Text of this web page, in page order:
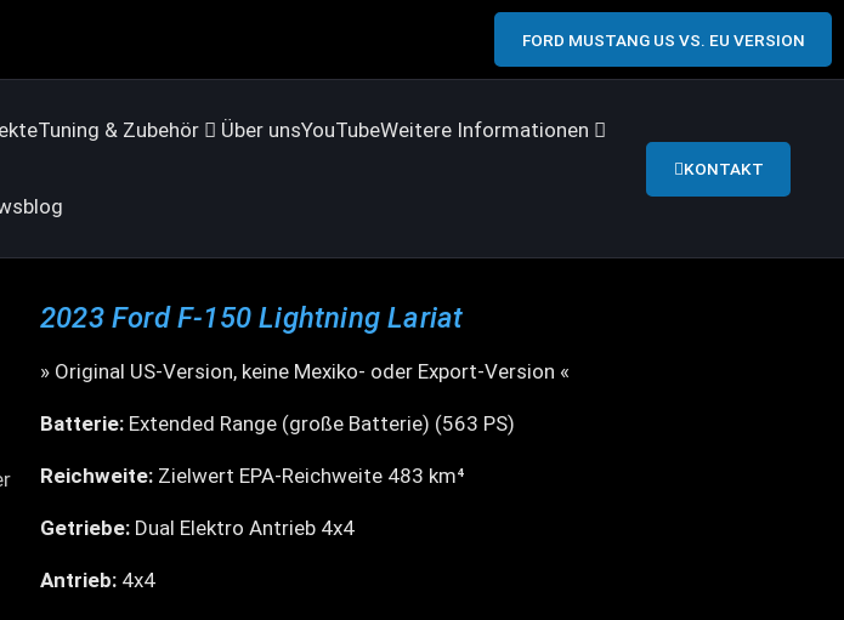
FORD MUSTANG US VS. EU VERSION
Tuning & Zubehör Über unsYouTubeWeitere Informationen
KONTAKT
2023 Ford F-150 Lightning Lariat
» Original US-Version, keine Mexiko- oder Export-Version «
Batterie: Extended Range (große Batterie) (563 PS)
Reichweite: Zielwert EPA-Reichweite 483 km⁴
Getriebe: Dual Elektro Antrieb 4x4
Antrieb: 4x4